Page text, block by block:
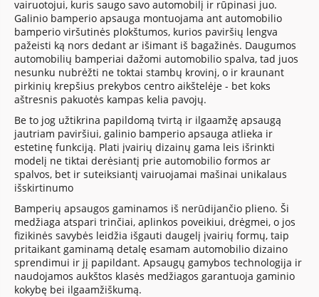
vairuotojui, kuris saugo savo automobilį ir rūpinasi juo.
Galinio bamperio apsauga montuojama ant automobilio
bamperio viršutinės plokštumos, kurios paviršių lengva
pažeisti ką nors dedant ar išimant iš bagažinės. Daugumos
automobilių bamperiai dažomi automobilio spalva, tad juos
nesunku nubrėžti ne toktai stambų krovinį, o ir kraunant
pirkinių krepšius prekybos centro aikštelėje - bet koks
aštresnis pakuotės kampas kelia pavojų.
Be to jog užtikrina papildomą tvirtą ir ilgaamžę apsaugą
jautriam paviršiui, galinio bamperio apsauga atlieka ir
estetinę funkciją. Plati įvairių dizainų gama leis išrinkti
modelį ne tiktai derėsiantį prie automobilio formos ar
spalvos, bet ir suteiksiantį vairuojamai mašinai unikalaus
išskirtinumo
Bamperių apsaugos gaminamos iš nerūdijančio plieno. Ši
medžiaga atspari trinčiai, aplinkos poveikiui, drėgmei, o jos
fizikinės savybės leidžia išgauti daugelį įvairių formų, taip
pritaikant gaminamą detalę esamam automobilio dizaino
sprendimui ir jį papildant. Apsaugų gamybos technologija ir
naudojamos aukštos klasės medžiagos garantuoja gaminio
kokybę bei ilgaamžiškumą.